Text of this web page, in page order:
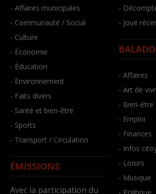
- Affaires municipales
- Communauté / Social
- Culture
- Économie
- Éducation
- Environnement
- Faits divers
- Santé et bien-être
- Sports
- Transport / Circulation
ÉMISSIONS
Avec la participation du
-
- Joué
- Affaires
- Art de
- Bien-être
- Emploi
- Finances
- Infos
- Loisirs
- Musique
- Politique